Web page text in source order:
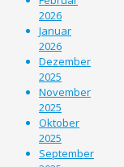
2026
Januar
2026
Dezember
2025
November
2025
Oktober
2025
September